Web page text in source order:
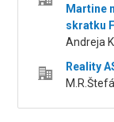
Martine
skratku
Andreja
Reality